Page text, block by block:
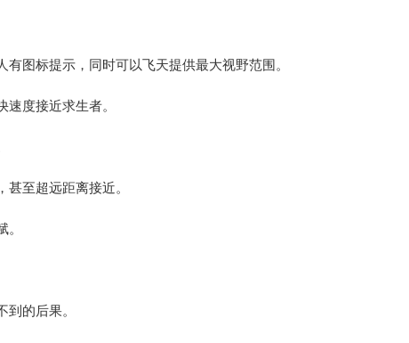
图标提示，同时可以飞天提供最大视野范围。
度接近求生者。
至超远距离接近。
的后果。